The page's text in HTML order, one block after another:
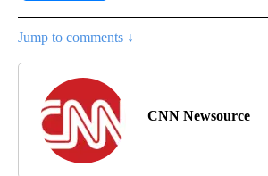
Jump to comments ↓
CNN Newsource